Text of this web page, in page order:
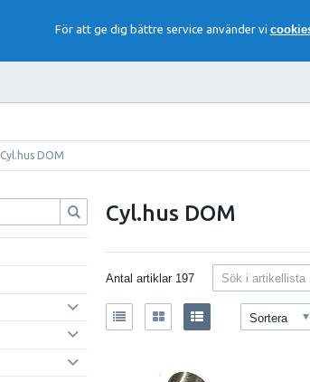
För att ge dig bättre service använder vi
Cyl.hus DOM
Cyl.hus DOM
Antal artiklar 197
Sortera